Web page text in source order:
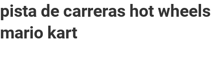
pista de carreras hot wheels
mario kart